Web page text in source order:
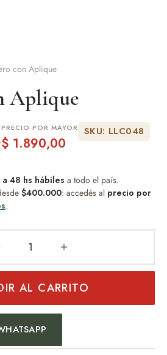
con Aplique
Aplique
SKU: LLC048
PRECIO POR MAYOR
$ 1.890,00
48 hs hábiles a todo el país.
$400.000: accedés al precio por
.
AL CARRITO